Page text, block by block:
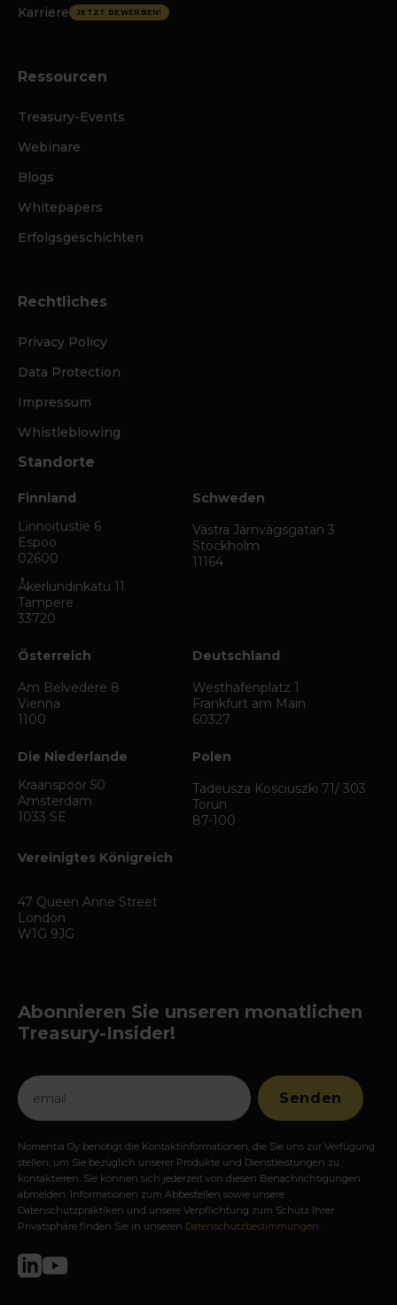
Karriere
JETZT BEWERBEN!
Ressourcen
Treasury-Events
Webinare
Blogs
Whitepapers
Erfolgsgeschichten
Rechtliches
Privacy Policy
Data Protection
Impressum
Whistleblowing
Standorte
Finnland
Linnoitustie 6
Espoo
02600
Åkerlundinkatu 11
Tampere
33720
Schweden
Västra Järnvägsgatan 3
Stockholm
11164
Österreich
Am Belvedere 8
Vienna
1100
Deutschland
Westhafenplatz 1
Frankfurt am Main
60327
Die Niederlande
Kraanspoor 50
Amsterdam
1033 SE
Polen
Tadeusza Kosciuszki 71/ 303
Torun
87-100
Vereinigtes Königreich
47 Queen Anne Street
London
W1G 9JG
Abonnieren Sie unseren monatlichen
Treasury-Insider!
Nomentia Oy benötigt die Kontaktinformationen, die Sie uns zur Verfügung
stellen, um Sie bezüglich unserer Produkte und Dienstleistungen zu
kontaktieren. Sie können sich jederzeit von diesen Benachrichtigungen
abmelden. Informationen zum Abbestellen sowie unsere
Datenschutzpraktiken und unsere Verpflichtung zum Schutz Ihrer
Privatsphäre finden Sie in unseren Datenschutzbestimmungen.